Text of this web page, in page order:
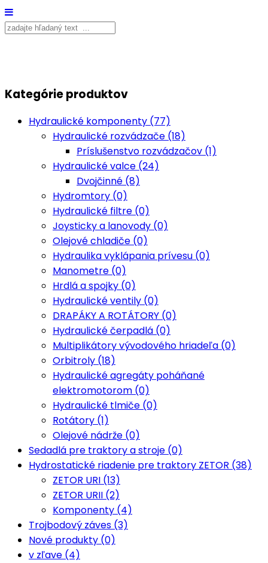
Kategórie produktov
Hydraulické komponenty (77)
Hydraulické rozvádzače (18)
Príslušenstvo rozvádzačov (1)
Hydraulické valce (24)
Dvojčinné (8)
Hydromtory (0)
Hydraulické filtre (0)
Joysticky a lanovody (0)
Olejové chladiče (0)
Hydraulika vyklápania prívesu (0)
Manometre (0)
Hrdlá a spojky (0)
Hydraulické ventily (0)
DRAPÁKY A ROTÁTORY (0)
Hydraulické čerpadlá (0)
Multiplikátory vývodového hriadeľa (0)
Orbitroly (18)
Hydraulické agregáty poháňané
elektromotorom (0)
Hydraulické tlmiče (0)
Rotátory (1)
Olejové nádrže (0)
Sedadlá pre traktory a stroje (0)
Hydrostatické riadenie pre traktory ZETOR (38)
ZETOR URI (13)
ZETOR URII (2)
Komponenty (4)
Trojbodový záves (3)
Nové produkty (0)
v zľave (4)